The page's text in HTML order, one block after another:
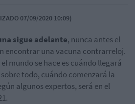
07/09/2020 10:09)
sigue adelante, nunca antes el
encontrar una vacuna contrarreloj.
mundo se hace es cuándo llegará
todo, cuándo comenzará la
algunos expertos, será en el